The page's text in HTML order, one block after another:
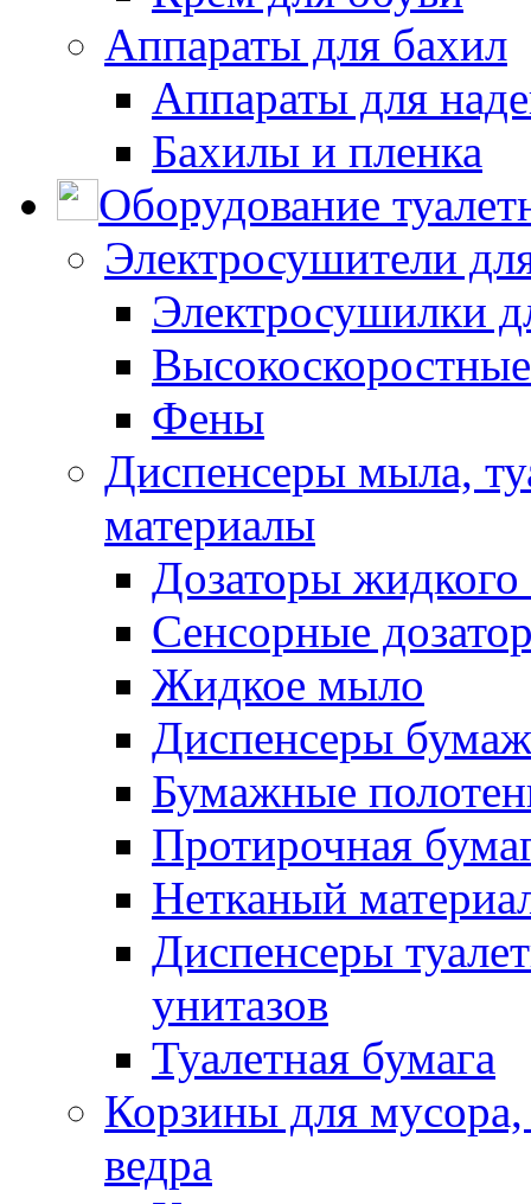
Аппараты для бахил
Аппараты для
Бахилы и пленка
Оборудование
Электросушители
Электросушилки
Фены
Диспенсеры мыла,
материалы
Дозаторы
Сенсорные
Жидкое мыло
Диспенсеры
Бумажные
Протирочная
Нетканый
Диспенсеры
унитазов
Туалетная бумага
Корзины для
ведра